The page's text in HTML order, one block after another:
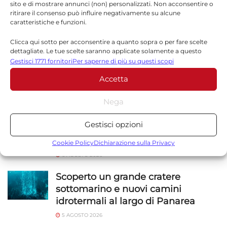
sito e di mostrare annunci (non) personalizzati. Non acconsentire o
ritirare il consenso può influire negativamente su alcune
caratteristiche e funzioni.
Clicca qui sotto per acconsentire a quanto sopra o per fare scelte
dettagliate. Le tue scelte saranno applicate solamente a questo
sito. È possibile modificare le impostazioni in qualsiasi momento,
compreso il ritiro del consenso, utilizzando i pulsanti della Cookie
Policy o cliccando sul pulsante di gestione del consenso nella parte
inferiore dello schermo.
Statistiche
Archiviare informazioni su dispositivo e/o accedervi, Misurare le
prestazioni degli annunci, Misurare le prestazioni dei contenuti,
combinazione di dati provenienti da fonti diverse.
Marketing
Archiviare informazioni su dispositivo e/o accedervi, Utilizzare
dati limitati per la selezione della pubblicità, Creare profili per la
Gestisci 1771 fornitoriPer saperne di più su questi scopi
Accetta
Nega
Gestisci opzioni
Cookie PolicyDichiarazione sulla Privacy
NOTIZIESICILIA
Alessandra Frazzica morta a 21 anni
nel crollo di Pistinuna: funerali
venerdì in Cattedrale
6 AGOSTO 2026
Scoperto un grande cratere
sottomarino e nuovi camini
idrotermali al largo di Panarea
5 AGOSTO 2026